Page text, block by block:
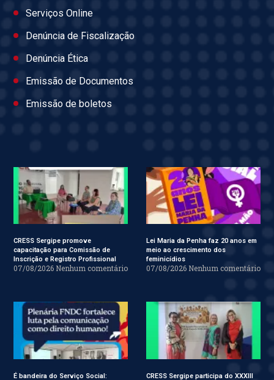
Serviços Online
Denúncia de Fiscalização
Denúncia Ética
Emissão de Documentos
Emissão de boletos
CRESS Sergipe promove
capacitação para Comissão de
Inscrição e Registro Profissional
07/08/2026 Nenhum comentário
Lei Maria da Penha faz 20 anos em
meio ao crescimento dos
feminicídios
07/08/2026 Nenhum comentário
É bandeira do Serviço Social: CRESS Sergipe participa do XXXIII